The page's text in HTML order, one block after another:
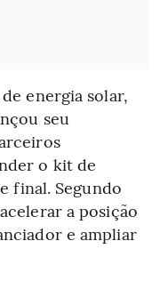
energia solar,
seu
o kit de
final. Segundo
a posição
e ampliar